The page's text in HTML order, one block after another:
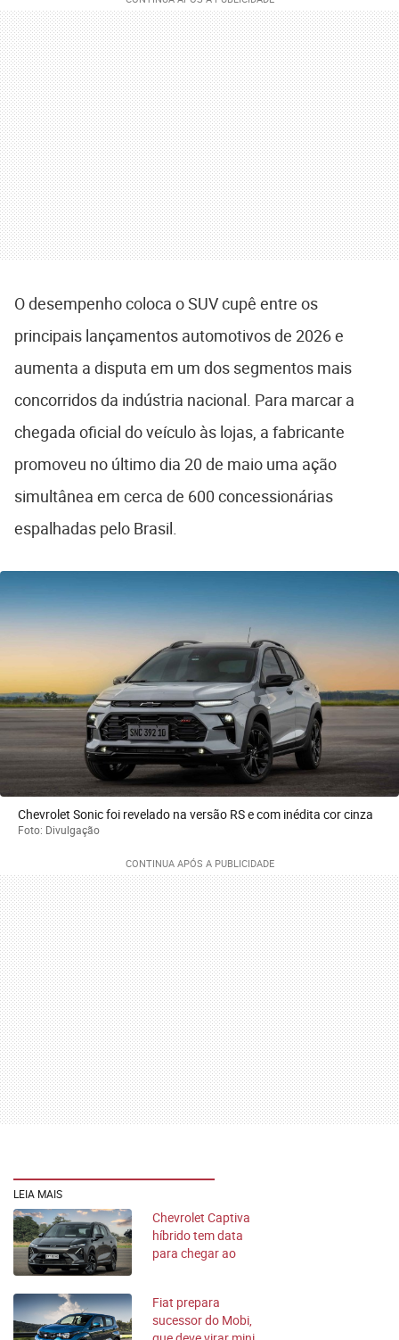
O desempenho coloca o SUV cupê entre os
principais lançamentos automotivos de 2026 e
aumenta a disputa em um dos segmentos mais
concorridos da indústria nacional. Para marcar a
chegada oficial do veículo às lojas, a fabricante
promoveu no último dia 20 de maio uma ação
simultânea em cerca de 600 concessionárias
espalhadas pelo Brasil.
Chevrolet Sonic foi revelado na versão RS e com inédita cor cinza
Foto: Divulgação
LEIA MAIS
Chevrolet Captiva
híbrido tem data
para chegar ao
Fiat prepara
sucessor do Mobi,